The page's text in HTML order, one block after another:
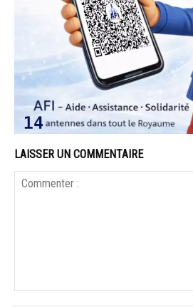
LAISSER UN COMMENTAIRE